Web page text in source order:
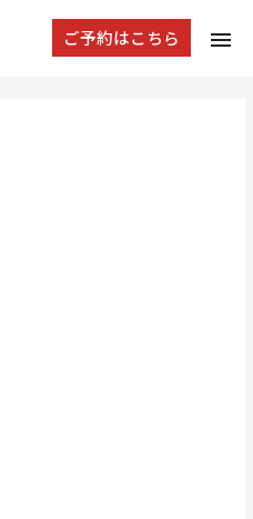
ご予約はこちら